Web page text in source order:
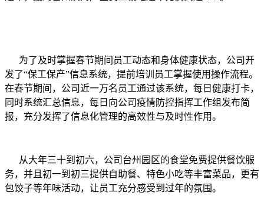
为了及时掌握春节期间员工动态和身体健康状态，公司开
发了“保工保产”信息系统，提前培训员工掌握使用操作流程。
在春节期间，公司近一万名员工通过该系统，每日健康打卡，
同时系统汇总信息，每日向公司疫情防控指挥工作组发布简
报，充分发挥了信息化管理的高效性与及时性作用。
从大年三十到初六，公司台州园区的食堂免费提供餐饮服
务，并且初一到初三提供自助餐、特色小吃等丰富菜品，更有
包饺子等年味活动，让员工充分感受到过年的氛围。